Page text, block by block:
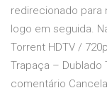
redirecionado para
logo em seguida.
Torrent HDTV /
Trapaça – Dublado
comentário